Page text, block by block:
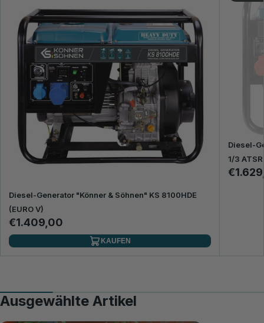
Diesel-Generator "Könner & Söhnen" KS 8100HDE
(EURO V)
€1.409,00
KAUFEN
Diesel-
1/3
Ausgewählte Artikel